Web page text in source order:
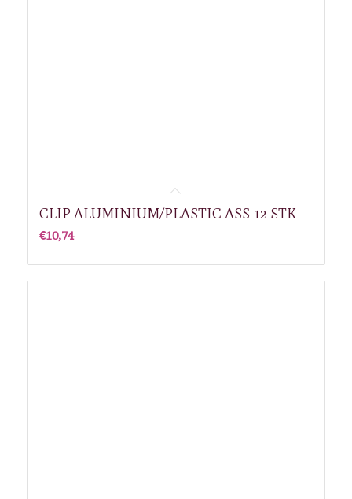
CLIP ALUMINIUM/PLASTIC ASS 12 STK
€10,74